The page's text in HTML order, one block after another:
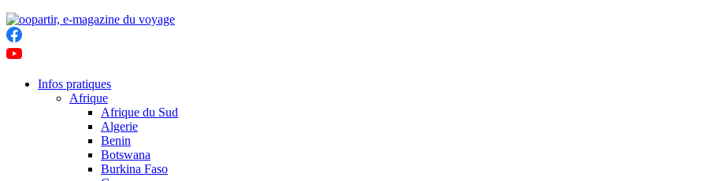
Infos pratiques
Afrique
Afrique du Sud
Algerie
Benin
Botswana
Burkina Faso